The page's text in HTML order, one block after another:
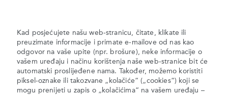
Kad posjećujete našu web-stranicu, čitate, klikate ili
preuzimate informacije i primate e-mailove od nas kao
odgovor na vaše upite (npr. brošure), neke informacije o
vašem uređaju i načinu korištenja naše web-stranice bit će
automatski proslijeđene nama. Također, možemo koristiti
piksel-oznake ili takozvane „kolačiće“ („cookies“) koji se
mogu prenijeti u zapis o „kolačićima“ na vašem uređaju –